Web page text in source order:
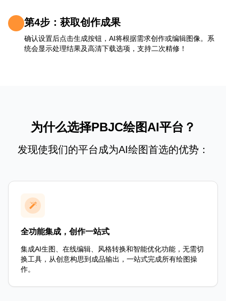
第4步：获取创作成果
确认设置后点击生成按钮，AI将根据需求创作或编辑图像。系
统会显示处理结果及高清下载选项，支持二次精修！
为什么选择PBJC绘图AI平台？
发现使我们的平台成为AI绘图首选的优势：
全功能集成，创作一站式
集成AI生图、在线编辑、风格转换和智能优化功能，无需切
换工具，从创意构思到成品输出，一站式完成所有绘图操
作。